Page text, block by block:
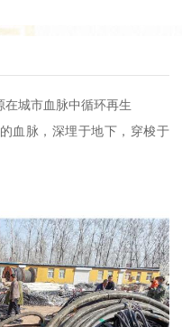
城市血脉中循环再生
血脉，深埋于地下，穿梭于